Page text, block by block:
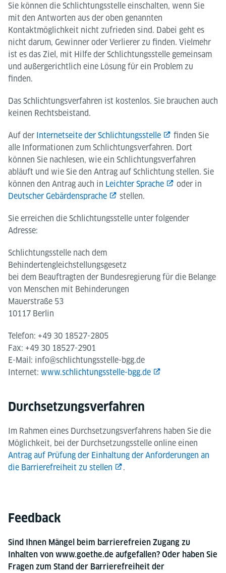
Sie können die Schlichtungsstelle einschalten, wenn Sie
mit den Antworten aus der oben genannten
Kontaktmöglichkeit nicht zufrieden sind. Dabei geht es
nicht darum, Gewinner oder Verlierer zu finden. Vielmehr
ist es das Ziel, mit Hilfe der Schlichtungsstelle gemeinsam
und außergerichtlich eine Lösung für ein Problem zu
finden.
Das Schlichtungsverfahren ist kostenlos. Sie brauchen auch
keinen Rechtsbeistand.
Auf der Internetseite der Schlichtungsstelle
finden Sie
alle Informationen zum Schlichtungsverfahren. Dort
können Sie nachlesen, wie ein Schlichtungsverfahren
abläuft und wie Sie den Antrag auf Schlichtung stellen. Sie
können den Antrag auch in Leichter Sprache
oder in
Deutscher Gebärdensprache
stellen.
Sie erreichen die Schlichtungsstelle unter folgender
Adresse:
Schlichtungsstelle nach dem
Behindertengleichstellungsgesetz
bei dem Beauftragten der Bundesregierung für die Belange
von Menschen mit Behinderungen
Mauerstraße 53
10117 Berlin
Telefon: +49 30 18527-2805
Fax: +49 30 18527-2901
E-Mail: info@schlichtungsstelle-bgg.de
Internet: www.schlichtungsstelle-bgg.de
Durchsetzungsverfahren
Im Rahmen eines Durchsetzungsverfahrens haben Sie die
Möglichkeit, bei der Durchsetzungsstelle online einen
Antrag auf Prüfung der Einhaltung der Anforderungen an
die Barrierefreiheit zu stellen
.
Feedback
Sind Ihnen Mängel beim barrierefreien Zugang zu
Inhalten von www.goethe.de aufgefallen? Oder haben Sie
Fragen zum Stand der Barrierefreiheit der